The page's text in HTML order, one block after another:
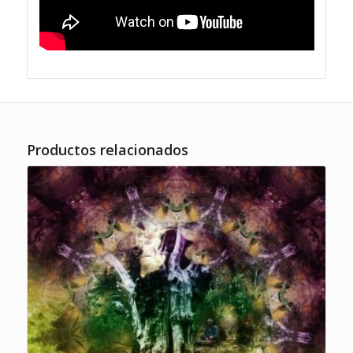
Productos relacionados